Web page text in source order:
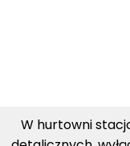
W hurtowni